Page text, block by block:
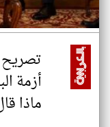
أزمة
ماذا